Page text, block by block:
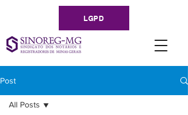
LGPD
Post
All Posts